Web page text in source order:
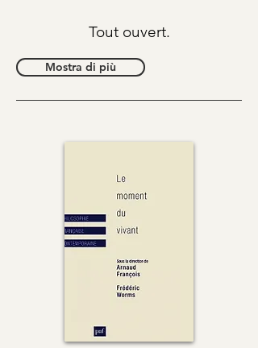
Tout ouvert.
Mostra di più